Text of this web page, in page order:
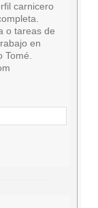
carnicero
o tareas de
en